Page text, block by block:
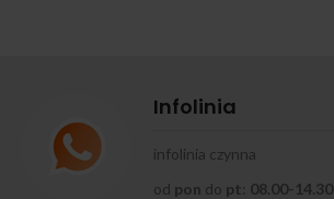
Infolinia
infolinia czynna
od pon do pt: 08.00-14.30